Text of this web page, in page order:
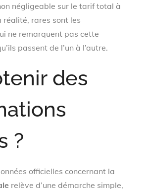
négligeable sur le tarif total à
réalité, rares sont les
ne remarquent pas cette
passent de l’un à l’autre.
des
?
officielles concernant la
relève d’une démarche simple,